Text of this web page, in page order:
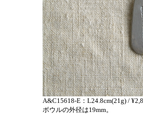
A&C15618-E：L24.8cm(21g) /
ボウルの外径は19mm。